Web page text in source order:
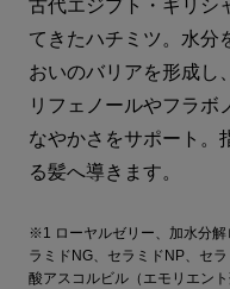
古代エジプト・ギリシ
てきたハチミツ。水分
おいのバリアを形成し
リフェノールやフラボ
なやかさをサポート。
る髪へ導きます。
※1 ローヤルゼリー、加水分解
ラミドNG、セラミドNP、セ
酸アスコルビル（エモリエント